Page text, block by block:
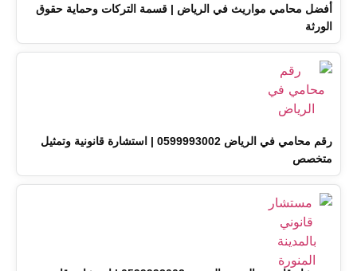
أفضل محامي مواريث في الرياض | قسمة التركات وحماية حقوق
الورثة
رقم محامي في الرياض 0599993002 | استشارة قانونية وتمثيل
متخصص